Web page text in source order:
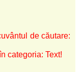
de căutare:
categoria: Text!